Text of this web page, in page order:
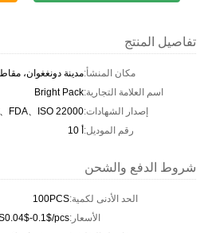
تفاصيل المنتج
مكان المنشأ:مدينة دونغغوان،
اسم العلامة التجارية:Bright Pack
إصدار الشهادات:FDA、ISO 22000
رقم الموديل:أ 10
شروط الدفع والشحن
الحد الأدنى لكمية:100PCS
الأسعار:0.1$/pcs